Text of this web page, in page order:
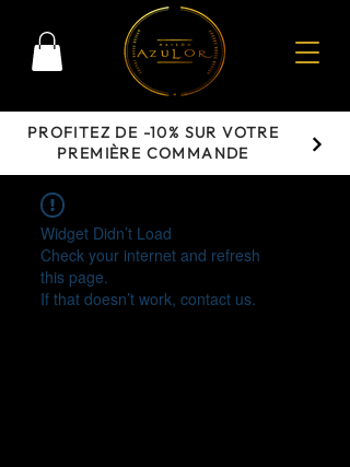
PROFITEZ DE -10% SUR VOTRE
PREMIÈRE COMMANDE
Widget Didn’t Load
Check your internet and refresh
this page.
If that doesn’t work, contact us.